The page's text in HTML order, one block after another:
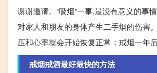
谢谢邀请。“吸烟”一事,最没有意义的事
对家人和朋友的身体产生二手烟的伤害
压和心率就会开始恢复正常；戒烟一年
戒烟戒酒最好最快的方法